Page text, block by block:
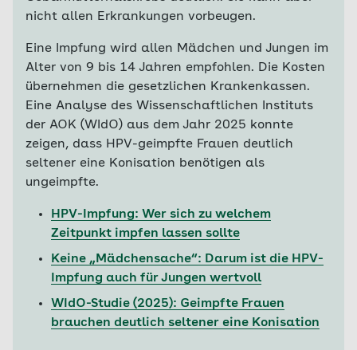
nicht allen Erkrankungen vorbeugen.
Eine Impfung wird allen Mädchen und Jungen im
Alter von 9 bis 14 Jahren empfohlen. Die Kosten
übernehmen die gesetzlichen Krankenkassen.
Eine Analyse des Wissenschaftlichen Instituts
der AOK (WIdO) aus dem Jahr 2025 konnte
zeigen, dass HPV-geimpfte Frauen deutlich
seltener eine Konisation benötigen als
ungeimpfte.
HPV-Impfung: Wer sich zu welchem
Zeitpunkt impfen lassen sollte
Keine „Mädchensache“: Darum ist die HPV-
Impfung auch für Jungen wertvoll
WIdO-Studie (2025): Geimpfte Frauen
brauchen deutlich seltener eine Konisation